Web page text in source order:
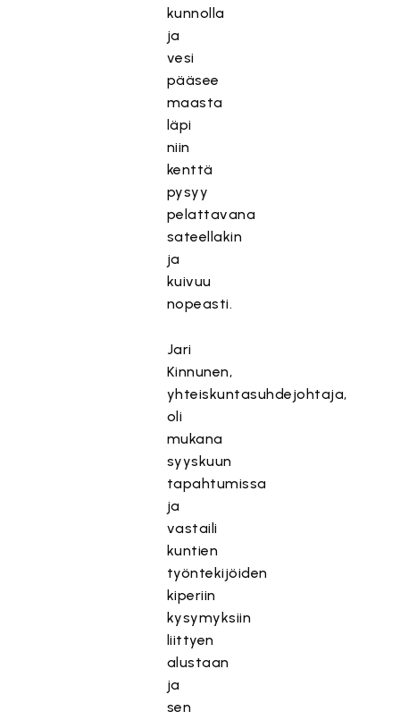
kunnolla
ja
vesi
pääsee
maasta
läpi
niin
kenttä
pysyy
pelattavana
sateellakin
ja
kuivuu
nopeasti.
Jari
Kinnunen,
yhteiskuntasuhdejohtaja,
oli
mukana
syyskuun
tapahtumissa
ja
vastaili
kuntien
työntekijöiden
kiperiin
kysymyksiin
liittyen
alustaan
ja
sen